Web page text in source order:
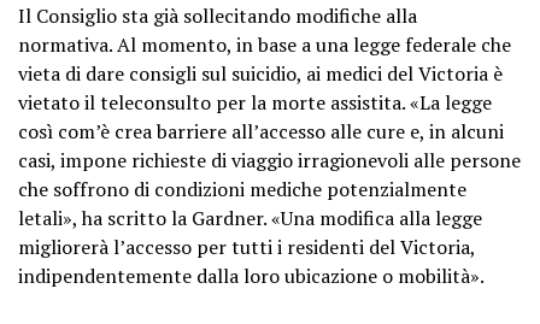
Il Consiglio sta già sollecitando modifiche alla
normativa. Al momento, in base a una legge federale che
vieta di dare consigli sul suicidio, ai medici del Victoria è
vietato il teleconsulto per la morte assistita. «La legge
così com’è crea barriere all’accesso alle cure e, in alcuni
casi, impone richieste di viaggio irragionevoli alle persone
che soffrono di condizioni mediche potenzialmente
letali», ha scritto la Gardner. «Una modifica alla legge
migliorerà l’accesso per tutti i residenti del Victoria,
indipendentemente dalla loro ubicazione o mobilità».